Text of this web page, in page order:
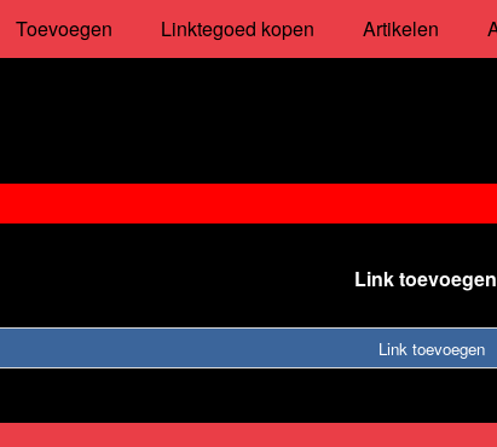
Toevoegen Linktegoed kopen Artikelen
Link toevoegen
Link toevoegen